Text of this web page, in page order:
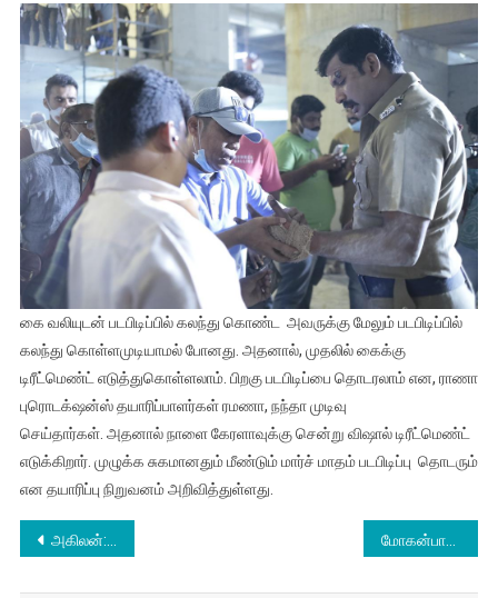
கை வலியுடன் படபிடிப்பில் கலந்து கொண்ட அவருக்கு மேலும் படபிடிப்பில்
கலந்து கொள்ளமுடியாமல் போனது. அதனால், முதலில் கைக்கு
டிரீட்மெண்ட் எடுத்துகொள்ளலாம். பிறகு படபிடிப்பை தொடரலாம் என, ராணா
புரொடக்‌ஷன்ஸ் தயாரிப்பாளர்கள் ரமணா, நந்தா முடிவு
செய்தார்கள். அதனால் நாளை கேரளாவுக்கு சென்று விஷால் டிரீட்மெண்ட்
எடுக்கிறார். முழுக்க சுகமானதும் மீண்டும் மார்ச் மாதம் படபிடிப்பு தொடரும்
என தயாரிப்பு நிறுவனம் அறிவித்துள்ளது.
Post
navigation
அகிலன்: ஸ்கிரீன் சீன் தயாரிப்பில் என். கல்யாண கிருஷ்ணன் இயக்கத்தில் இதுவரை ஏற்றிராத வேடத்தில் ஜெயம் ரவி நடிக்கும் புதிய படத்தின் பெயர் மற்றும் ஃபர்ஸ்ட் லுக் வெளியீடு மோகன்பாபு படம் வெற்றி பெற இளையராஜா வாழ்த்து..!